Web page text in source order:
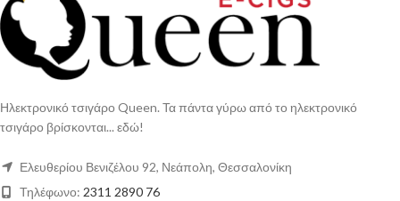
Ηλεκτρονικό τσιγάρο Queen. Τα πάντα γύρω από το ηλεκτρονικό
τσιγάρο βρίσκονται... εδώ!
Ελευθερίου Βενιζέλου 92, Νεάπολη, Θεσσαλονίκη
Τηλέφωνο: 2311 2890 76